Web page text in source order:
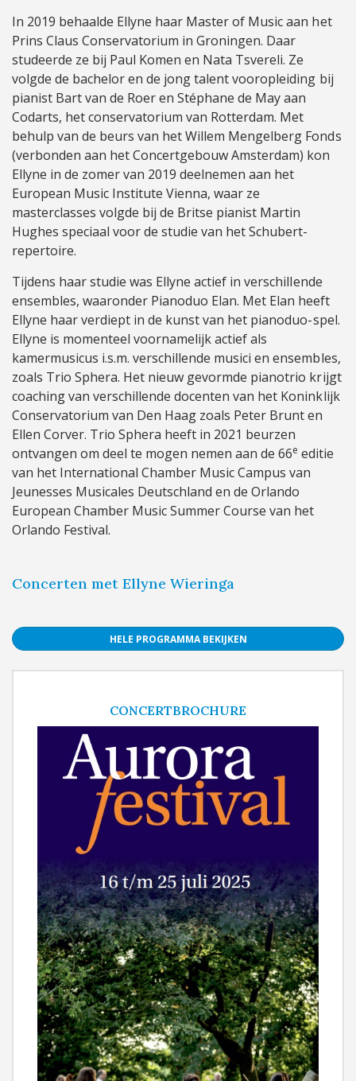
In 2019 behaalde Ellyne haar Master of Music aan het
Prins Claus Conservatorium in Groningen. Daar
studeerde ze bij Paul Komen en Nata Tsvereli. Ze
volgde de bachelor en de jong talent vooropleiding bij
pianist Bart van de Roer en Stéphane de May aan
Codarts, het conservatorium van Rotterdam. Met
behulp van de beurs van het Willem Mengelberg Fonds
(verbonden aan het Concertgebouw Amsterdam) kon
Ellyne in de zomer van 2019 deelnemen aan het
European Music Institute Vienna, waar ze
masterclasses volgde bij de Britse pianist Martin
Hughes speciaal voor de studie van het Schubert-
repertoire.
Tijdens haar studie was Ellyne actief in verschillende
ensembles, waaronder Pianoduo Elan. Met Elan heeft
Ellyne haar verdiept in de kunst van het pianoduo-spel.
Ellyne is momenteel voornamelijk actief als
kamermusicus i.s.m. verschillende musici en ensembles,
zoals Trio Sphera. Het nieuw gevormde pianotrio krijgt
coaching van verschillende docenten van het Koninklijk
Conservatorium van Den Haag zoals Peter Brunt en
Ellen Corver. Trio Sphera heeft in 2021 beurzen
ontvangen om deel te mogen nemen aan de 66e editie
van het International Chamber Music Campus van
Jeunesses Musicales Deutschland en de Orlando
European Chamber Music Summer Course van het
Orlando Festival.
Concerten met Ellyne Wieringa
HELE PROGRAMMA BEKIJKEN
CONCERTBROCHURE